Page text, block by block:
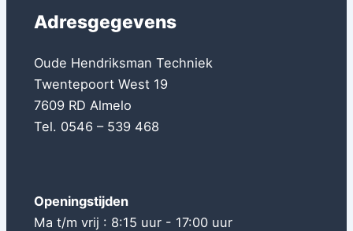
Adresgegevens
Oude Hendriksman Techniek
Twentepoort West 19
7609 RD Almelo
Tel. 0546 – 539 468
Openingstijden
Ma t/m vrij : 8:15 uur - 17:00 uur